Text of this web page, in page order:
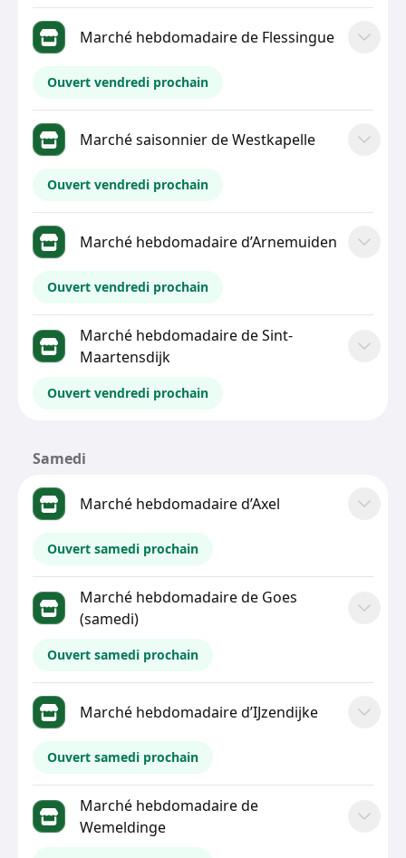
Marché hebdomadaire de Flessingue
Ouvert vendredi prochain
Marché saisonnier de Westkapelle
Ouvert vendredi prochain
Marché hebdomadaire d’Arnemuiden
Ouvert vendredi prochain
Marché hebdomadaire de Sint-
Maartensdijk
Ouvert vendredi prochain
Samedi
Marché hebdomadaire d’Axel
Ouvert samedi prochain
Marché hebdomadaire de Goes
(samedi)
Ouvert samedi prochain
Marché hebdomadaire d’IJzendijke
Ouvert samedi prochain
Marché hebdomadaire de
Wemeldinge